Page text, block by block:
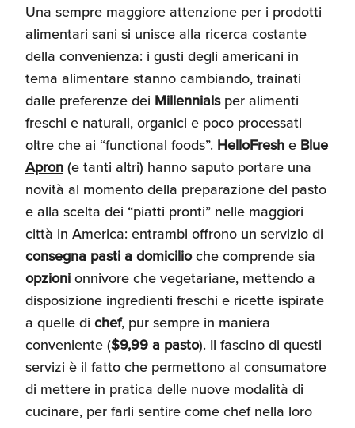
Una sempre maggiore attenzione per i prodotti
alimentari sani si unisce alla ricerca costante
della convenienza: i gusti degli americani in
tema alimentare stanno cambiando, trainati
dalle preferenze dei Millennialsper alimenti
freschi e naturali, organici e poco processati
oltre che ai “functional foods”. HelloFreshe Blue
Apron(e tanti altri) hanno saputo portare una
novità al momento della preparazione del pasto
e alla scelta dei “piatti pronti” nelle maggiori
città in America: entrambi offrono un servizio di
consegna pasti a domicilioche comprende sia
opzionionnivore che vegetariane, mettendo a
disposizione ingredienti freschi e ricette ispirate
a quelle di chef, pur sempre in maniera
conveniente ($9,99 a pasto). Il fascino di questi
servizi è il fatto che permettono al consumatore
di mettere in pratica delle nuove modalità di
cucinare, per farli sentire come chef nella loro